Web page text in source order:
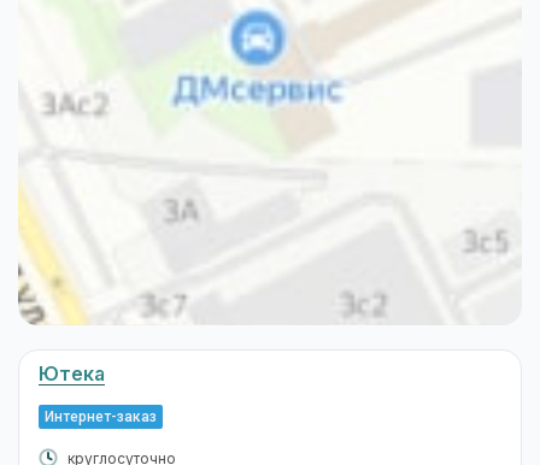
Ютека
Интернет-заказ
круглосуточно